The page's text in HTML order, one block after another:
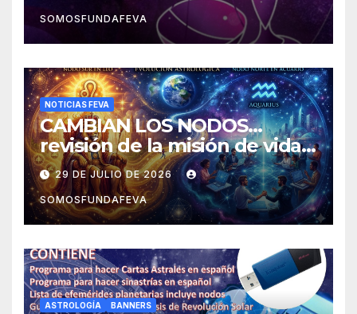
SOMOSFUNDAFEVA
NOTICIAS FEVA
CAMBIAN LOS NODOS…
revisión de la misión de vida y
experiencias
29 DE JULIO DE 2026
SOMOSFUNDAFEVA
ASTROLOGÍA BANNERS